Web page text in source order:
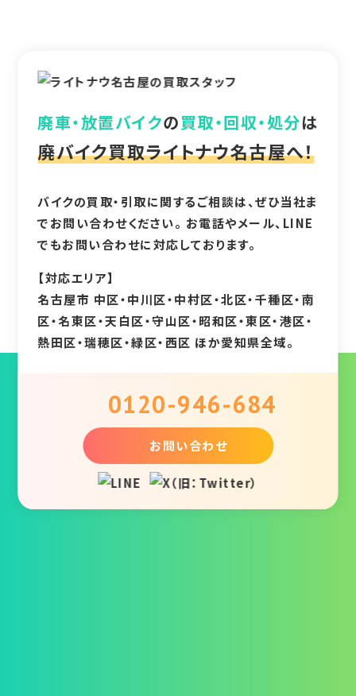
廃車・放置バイクの買取・回収・処分は
廃バイク買取ライトナウ名古屋へ！
バイクの買取・引取に関するご相談は、ぜひ当社ま
でお問い合わせください。 お電話やメール、LINE
でもお問い合わせに対応しております。
【対応エリア】
名古屋市 中区・中川区・中村区・北区・千種区・南
区・名東区・天白区・守山区・昭和区・東区・港区・
熱田区・瑞穂区・緑区・西区 ほか愛知県全域。
0120-946-684
お問い合わせ